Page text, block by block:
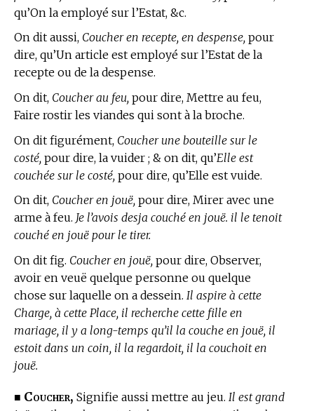
qu’On la employé sur l’Estat, &c.
On dit aussi, Coucher en recepte, en despense, pour
dire, qu’Un article est employé sur l’Estat de la
recepte ou de la despense.
On dit, Coucher au feu, pour dire, Mettre au feu,
Faire rostir les viandes qui sont à la broche.
On dit figurément, Coucher une bouteille sur le
costé, pour dire, la vuider ; & on dit, qu’Elle est
couchée sur le costé, pour dire, qu’Elle est vuide.
On dit, Coucher en jouë, pour dire, Mirer avec une
arme à feu. Je l’avois desja couché en jouë. il le tenoit
couché en jouë pour le tirer.
On dit fig. Coucher en jouë, pour dire, Observer,
avoir en veuë quelque personne ou quelque
chose sur laquelle on a dessein. Il aspire à cette
Charge, à cette Place, il recherche cette fille en
mariage, il y a long-temps qu’il la couche en jouë, il
estoit dans un coin, il la regardoit, il la couchoit en
jouë.
■ Coucher, Signifie aussi mettre au jeu. Il est grand